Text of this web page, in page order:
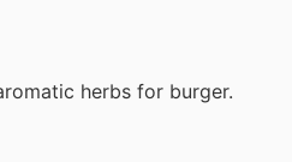
herbs for burger.